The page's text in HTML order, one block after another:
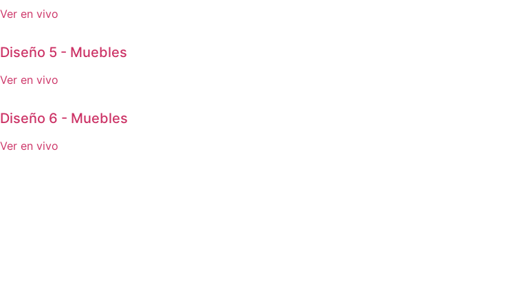
Ver en vivo
Diseño 5 - Muebles
Ver en vivo
Diseño 6 - Muebles
Ver en vivo